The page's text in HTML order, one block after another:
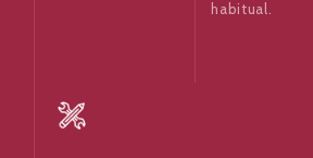
habitual.